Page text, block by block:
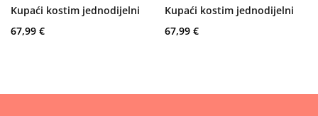
Kupaći kostim jednodijelni
67,99 €
Kupaći kostim jednodijelni
67,99 €